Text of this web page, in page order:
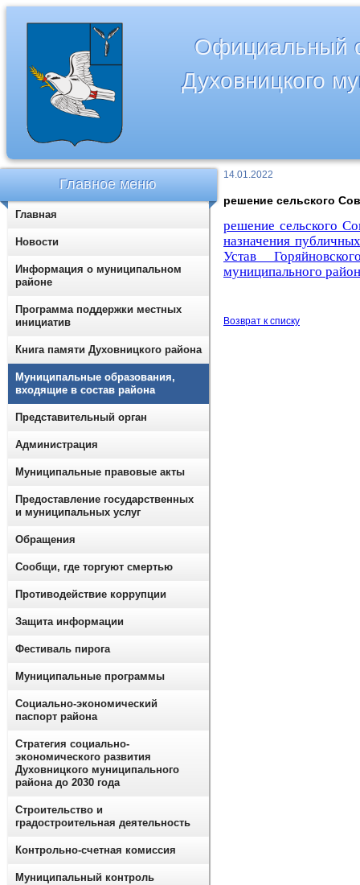
Официальный
Духовницкого
14.01.2022
решение сельского
решение сельского
назначения
Устав
муниципального
Возврат к списку
Главное меню
Главная
Новости
Информация о муниципальном
районе
Программа поддержки местных
инициатив
Книга памяти Духовницкого района
Муниципальные образования,
входящие в состав района
Представительный орган
Администрация
Муниципальные правовые акты
Предоставление государственных
и муниципальных услуг
Обращения
Сообщи, где торгуют смертью
Противодействие коррупции
Защита информации
Фестиваль пирога
Муниципальные программы
Социально-экономический
паспорт района
Стратегия социально-
экономического развития
Духовницкого муниципального
района до 2030 года
Строительство и
градостроительная деятельность
Контрольно-счетная комиссия
Муниципальный контроль